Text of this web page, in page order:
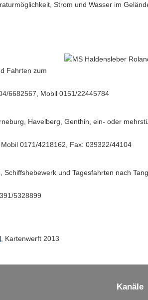
Strom und Wasser im
Fahrten zum
6682567, Mobil 0151/22445784
Havelberg, Genthin, ein- oder
0171/4218162, Fax: 039322/44104
und Tagesfahrten nach
5328899
, Kartenwerft 2013
Kanäle